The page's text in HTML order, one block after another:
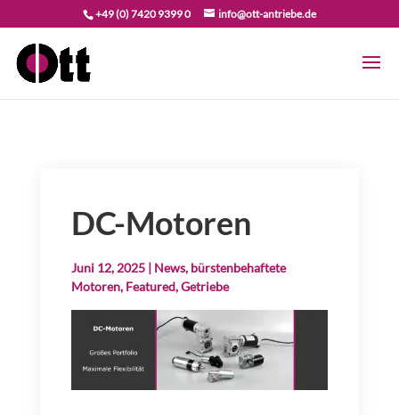
+49 (0) 7420 9399 0 info@ott-antriebe.de
DC-Motoren
Juni 12, 2025| News, bürstenbehaftete
Motoren, Featured,Getriebe